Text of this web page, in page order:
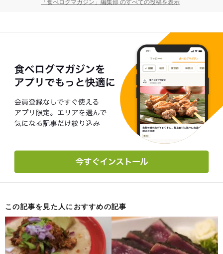
「食べログマガジン」編集部 のすべての投稿を表示
この記事を見た人におすすめの記事